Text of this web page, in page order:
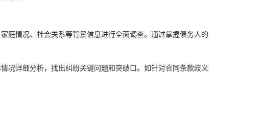
庭情况、社会关系等背景信息进行全面调查。通过掌握债务人的
况详细分析，找出纠纷关键问题和突破口。如针对合同条款歧义